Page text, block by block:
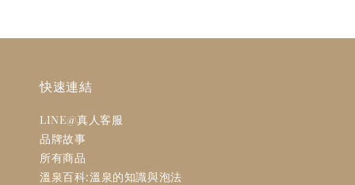
快速連結
LINE@真人客服
品牌故事
所有商品
溫泉百科:溫泉的知識與泡法